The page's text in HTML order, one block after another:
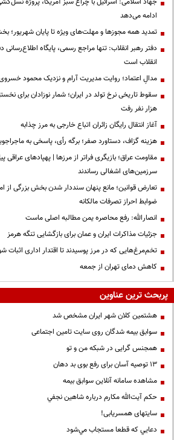
ادامه می‌دهد
تمدید همه مجوزها و مهلت‌های ویژه تا پایان شهریور؛
دفتر رهبر انقلاب: تنها مراجع رسمی، پایگاه اطلاع‌رسانی
انقلاب است
مدالِ اعتماد؛ روایت مدیریت آرام و نزدیک محمود
هزار نفر رفت
آغاز انتقال رایگان زائران اتباع خارجی به مرز چذابه
هزینه گزاف، دستاورد صفر؛ برگه رأی، پاسخی به
مقاومت عراق؛ بازیگری فراتر از مرزها | پهپادهای عراقی
سرزمین‌های اشغالی رساندند
تعارض قوانین؛ مانع پنهان سنددار شدن بخش بزرگی از
ضوابط احراز تصرفات مالکانه
انصارالله: رفع محاصره یمن مطالبه اصلی ماست
جزئیات مذاکرات ایران و عمان برای بازگشایی تنگه هرمز
تخم‌مرغ‌هایی که در مرز پوسیدند تا اقتدار اداری اثبات
کاهش دمای تهران از جمعه
پربحث ترین عناوین
هشتمین کلان شهر ایران مشخص شد
سوابق بیمه شدگان روی سایت تامین اجتماعی
همجنس گرایی در شبکه من و تو
13 توصیه آسان برای رفع بوی بد دهان
مشاهده سامانه آنلاين سوابق بیمه
حكم آيت‌الله مكارم درباره شاهين نجفي
سایتهای همسریابی!
دعايي كه قطعا مستجاب مي‌شود